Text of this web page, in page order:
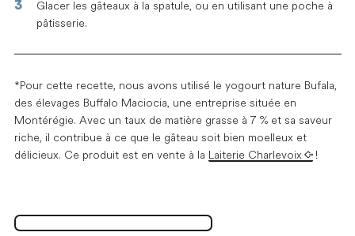
Glacer les gâteaux à la spatule, ou en utilisant une poche à
pâtisserie.
*Pour cette recette, nous avons utilisé le yogourt nature Bufala,
des élevages Buffalo Maciocia, une entreprise située en
Montérégie. Avec un taux de matière grasse à 7 % et sa saveur
riche, il contribue à ce que le gâteau soit bien moelleux et
délicieux. Ce produit est en vente à la Laiterie Charlevoix !
Version imprimable de la recetteOuvrir dans un nouvel onglet